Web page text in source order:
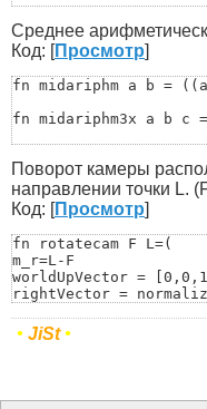
)
-- example
-- round_to 3.625 2			->	3.63
fn minimum_3 a b c
fn minimumArr Arr =(
a=Arr[Arr.count-1]
for i=Arr.count-1 to
if a>Arr[i+1] then
)
return a
)
fn maximumArr Arr =(
a=Arr[Arr.count-1]
for i=Arr.count-1 to 1
(
if a<Arr[i+1] then
)
return a
Среднее
Код: [Просмотр]
fn midariphm a b =
fn midariphm3x a b c
	a=0
	for i=1 to Arr.count do(a+=Arr[i])
	b=a/Arr.count
	return b
	)
Поворот камеры
направлении точки L.
Код: [Просмотр]
fn rotatecam F L=(
m_r=L-F
worldUpVector =
rightVector =
cam_rotate=matrix3
return cam_rotate)
• JiSt•